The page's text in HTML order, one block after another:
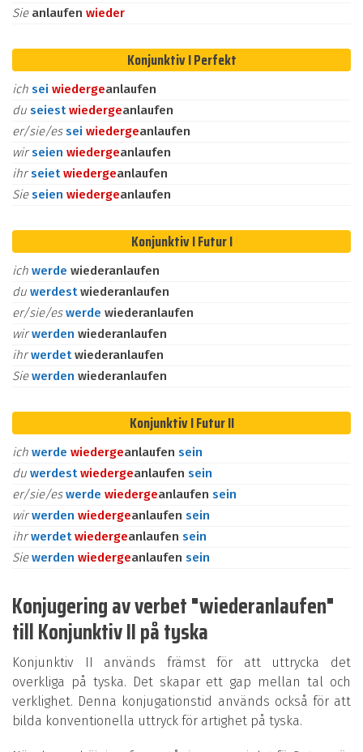
Sie anlaufen wieder
Konjunktiv I Perfekt
ich sei wiedergeanlaufen
du seiestwiedergeanlaufen
er/sie/essei wiedergeanlaufen
wirseien wiedergeanlaufen
ihrseietwiedergeanlaufen
Sieseien wiedergeanlaufen
Konjunktiv I Futur I
ich werde wiederanlaufen
du werdestwiederanlaufen
er/sie/eswerde wiederanlaufen
wirwerden wiederanlaufen
ihrwerdetwiederanlaufen
Siewerden wiederanlaufen
Konjunktiv I Futur II
ich werde wiedergeanlaufen sein
du werdestwiedergeanlaufen sein
er/sie/eswerde wiedergeanlaufen sein
wirwerden wiedergeanlaufen sein
ihrwerdetwiedergeanlaufen sein
Siewerden wiedergeanlaufen sein
Konjugering av verbet "wiederanlaufen"
till Konjunktiv II på tyska
Konjunktiv II används främst för att uttrycka det
overkliga på tyska. Det skapar ett gap mellan tal och
verklighet. Denna konjugationstid används också för att
bilda konventionella uttryck för artighet på tyska.